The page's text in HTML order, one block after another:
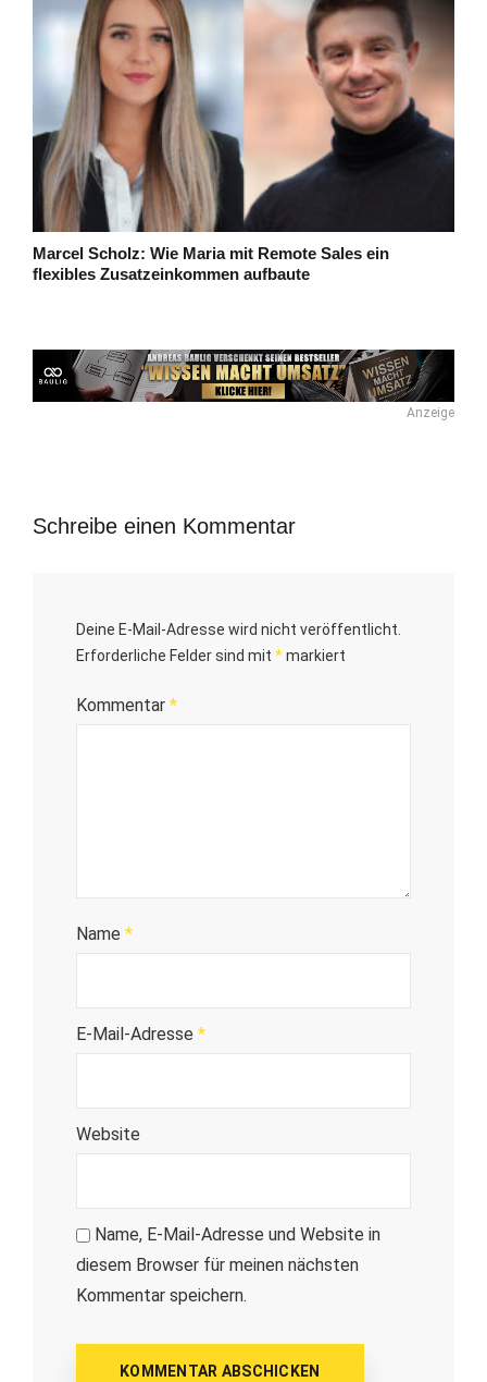
Marcel Scholz: Wie Maria mit Remote Sales ein
flexibles Zusatzeinkommen aufbaute
Anzeige
Schreibe einen Kommentar
Deine E-Mail-Adresse wird nicht veröffentlicht.
Erforderliche Felder sind mit *markiert
Kommentar *
Name *
E-Mail-Adresse *
Website
Name, E-Mail-Adresse und Website in
diesem Browser für meinen nächsten
Kommentar speichern.